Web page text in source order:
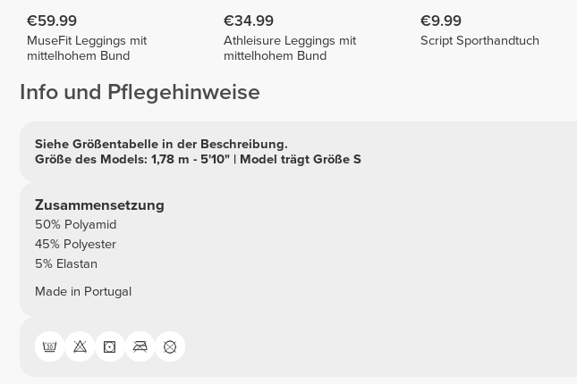
€59.99
MuseFit Leggings mit
mittelhohem Bund
€34.99
Athleisure Leggings mit
mittelhohem Bund
€9.99
Script Sporthandtuch
Info und Pflegehinweise
Siehe Größentabelle in der Beschreibung.
Größe des Models: 1,78 m - 5'10" | Model trägt Größe S
Zusammensetzung
50% Polyamid
45% Polyester
5% Elastan
Made in Portugal